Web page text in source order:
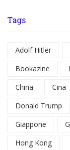
Tags
Adolf Hitler
Bookazine
China
Cina
Donald Trump
Giappone
Hong Kong